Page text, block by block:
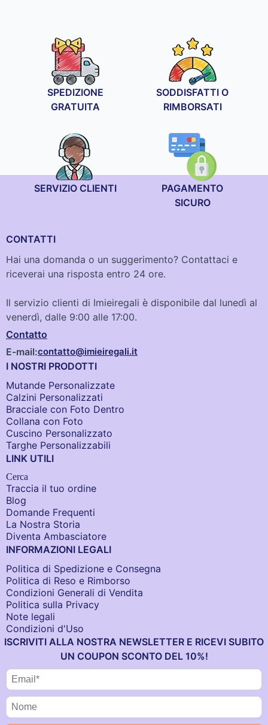
SPEDIZIONE
GRATUITA
SODDISFATTI O
RIMBORSATI
SERVIZIO CLIENTI
PAGAMENTO
SICURO
CONTATTI
Hai una domanda o un suggerimento? Contattaci e
riceverai una risposta entro 24 ore.
Il servizio clienti di Imieiregali è disponibile dal lunedì al
venerdì, dalle 9:00 alle 17:00.
Contatto
E-mail:contatto@imieiregali.it
I NOSTRI PRODOTTI
Mutande Personalizzate
Calzini Personalizzati
Bracciale con Foto Dentro​
Collana con Foto
Cuscino Personalizzato
Targhe Personalizzabili
LINK UTILI
Cerca
Traccia il tuo ordine
Blog
Domande Frequenti
La Nostra Storia
Diventa Ambasciatore
INFORMAZIONI LEGALI
Politica di Spedizione e Consegna
Politica di Reso e Rimborso
Condizioni Generali di Vendita
Politica sulla Privacy
Note legali
Condizioni d'Uso
ISCRIVITI ALLA NOSTRA NEWSLETTER E RICEVI SUBITO
UN COUPON SCONTO DEL 10%!